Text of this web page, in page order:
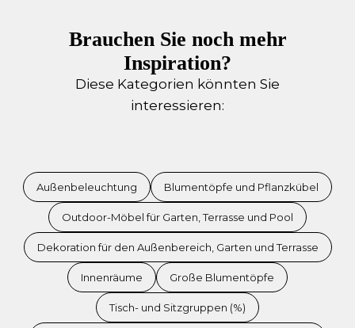
Brauchen Sie noch mehr
Inspiration?
Diese Kategorien könnten Sie
interessieren:
Außenbeleuchtung Blumentöpfe und Pflanzkübel
Outdoor-Möbel für Garten, Terrasse und Pool
Dekoration für den Außenbereich, Garten und Terrasse
Innenräume Große Blumentöpfe
Tisch- und Sitzgruppen (%)